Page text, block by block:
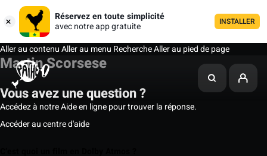
Réservez en toute simplicité
avec notre app gratuite
INSTALLER
Aller au contenuAller au menu RechercheAller au pied de page
Martin Scorsese
Vous avez une question ?
Accédez à notre Aide en ligne pour trouver la réponse.
Accéder au centre d'aide